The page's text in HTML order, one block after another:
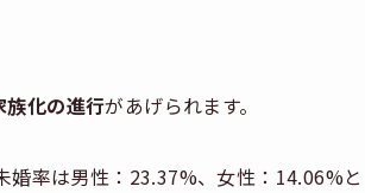
族化の進行があげられます。
率は男性：23.37%、女性：14.06%と